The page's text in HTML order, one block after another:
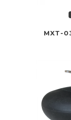
MXT-